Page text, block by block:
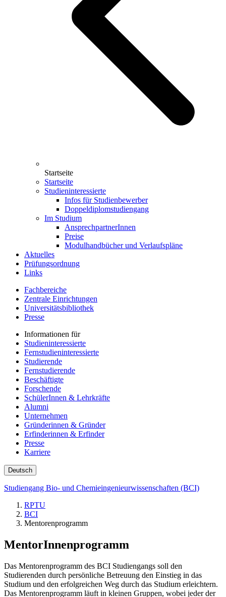
Startseite
Startseite
Studieninteressierte
Infos für Studienbewerber
Doppeldiplomstudiengang
Im Studium
AnsprechpartnerInnen
Preise
Modulhandbücher und Verlaufspläne
Aktuelles
Prüfungsordnung
Links
Fachbereiche
Zentrale Einrichtungen
Universitätsbibliothek
Presse
Informationen für
Studieninteressierte
Fernstudieninteressierte
Studierende
Fernstudierende
Beschäftigte
Forschende
SchülerInnen & Lehrkräfte
Alumni
Unternehmen
Gründerinnen & Gründer
Erfinderinnen & Erfinder
Presse
Karriere
Deutsch
Studiengang Bio- und Chemieingenieurwissenschaften (BCI)
RPTU
BCI
Mentorenprogramm
MentorInnenprogramm
Das Mentorenprogramm des BCI Studiengangs soll den
Studierenden durch persönliche Betreuung den Einstieg in das
Studium und den erfolgreichen Weg durch das Studium erleichtern.
Das Mentorenprogramm läuft in kleinen Gruppen, wobei jeder der